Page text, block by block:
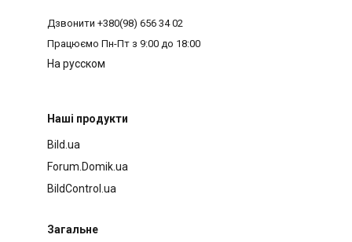
Дзвонити +380(98) 656 34 02
Працюємо Пн-Пт з 9:00 до 18:00
На русском
Наші продукти
Bild.ua
Forum.Domik.ua
BildControl.ua
Загальне